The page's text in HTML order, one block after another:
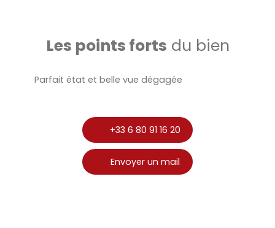
Les points forts du bien
Parfait état et belle vue dégagée
+33 6 80 91 16 20
Envoyer un mail